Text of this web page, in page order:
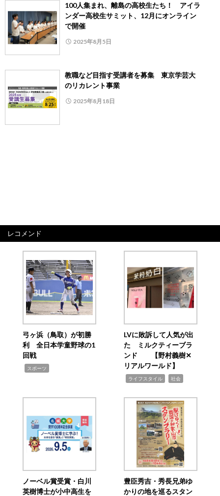
100人集まれ、離島の高校生たち！ アイラ
ンダー高校生サミット、12月にオンライン
で開催
2025年8月5日
教職など目指す受講者を募集 東京学芸大
のリカレント事業
2025年8月18日
レコメンド
弓ヶ浜（鳥取）が初勝
利 全日本学童野球の1
回戦
スポーツ
LVに敗訴して人気が出
た ミルクティーブラ
ンド 【野村義樹✕
リアルワールド】
ライフスタイル 社会
ノーベル賞受賞・白川
英樹博士が小中高生を
豊臣秀吉・秀長兄弟ゆ
かりの地を巡るスタン